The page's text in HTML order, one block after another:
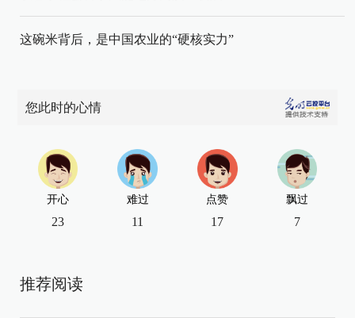
这碗米背后，是中国农业的“硬核实力”
您此时的心情
开心
23
难过
11
点赞
17
飘过
7
推荐阅读